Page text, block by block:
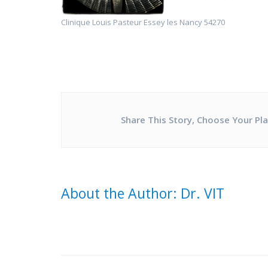
Clinique Louis Pasteur Essey les Nancy 54270
Share This Story, Choose Your
About the Author: Dr. VIT